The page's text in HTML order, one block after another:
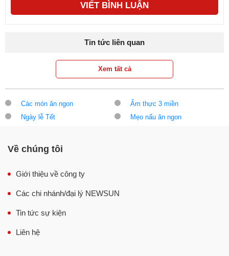
VIẾT BÌNH LUẬN
Tin tức liên quan
Xem tất cả
Các món ăn ngon
Ẩm thực 3 miền
Ngày lễ Tết
Mẹo nấu ăn ngon
Về chúng tôi
Giới thiệu về công ty
Các chi nhánh/đại lý NEWSUN
Tin tức sự kiện
Liên hệ